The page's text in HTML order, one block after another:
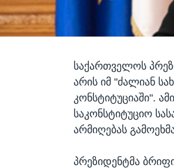
საქართველოს
არის იმ "ძალიან
კონსტიტუციაში".
საკონსტიტუციო
არმიღებას
პრეზიდენტმა